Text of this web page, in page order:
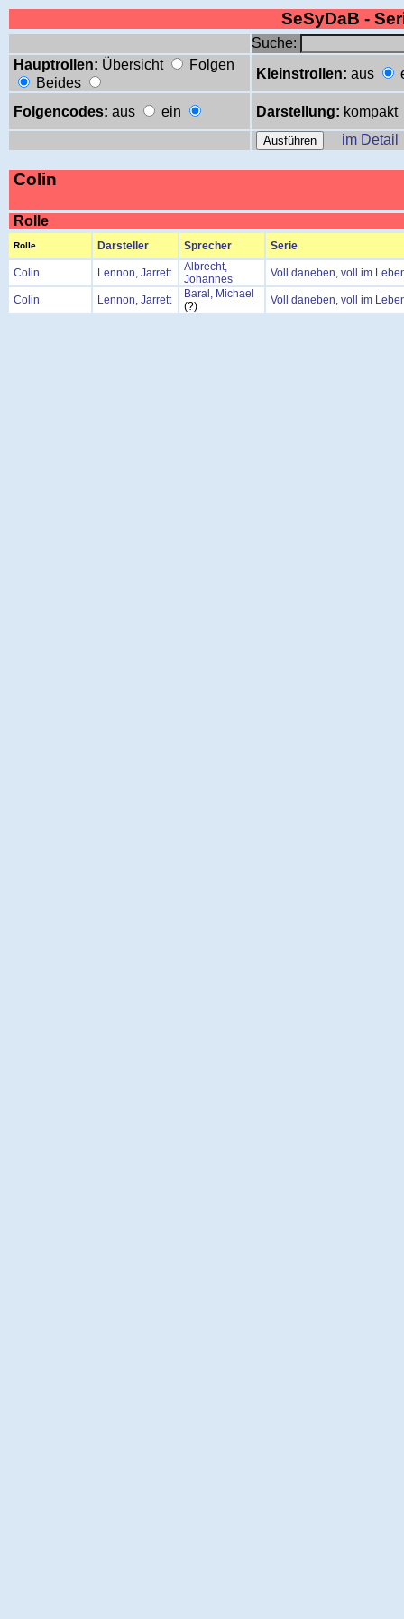
SeSyDaB -
Suche:
Hauptrollen: Übersicht
Folgen
Beides
Kleinstrollen: aus
Folgencodes: aus ein Darstellung: kompakt
im Detail
Colin
Rolle
Rolle Darsteller Sprecher Serie
Colin Lennon, Jarrett
Albrecht,
Johannes
Voll daneben, voll im
Colin Lennon, Jarrett
Baral, Michael
(?)
Voll daneben, voll im